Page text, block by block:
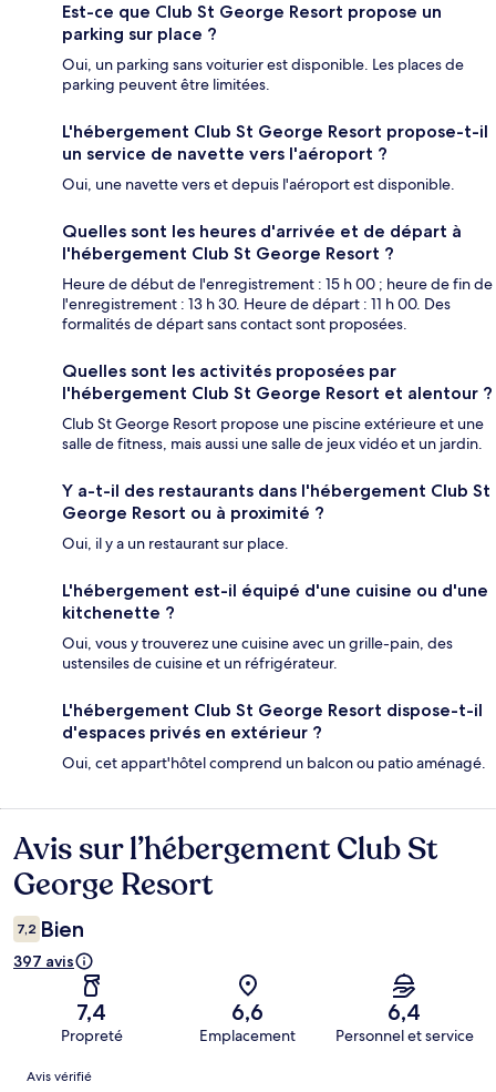
Est-ce que Club St George Resort propose un
parking sur place ?
Oui, un parking sans voiturier est disponible. Les places de
parking peuvent être limitées.
L'hébergement Club St George Resort propose-t-il
un service de navette vers l'aéroport ?
Oui, une navette vers et depuis l'aéroport est disponible.
Quelles sont les heures d'arrivée et de départ à
l'hébergement Club St George Resort ?
Heure de début de l'enregistrement : 15 h 00 ; heure de fin de
l'enregistrement : 13 h 30. Heure de départ : 11 h 00. Des
formalités de départ sans contact sont proposées.
Quelles sont les activités proposées par
l'hébergement Club St George Resort et alentour ?
Club St George Resort propose une piscine extérieure et une
salle de fitness, mais aussi une salle de jeux vidéo et un jardin.
Y a-t-il des restaurants dans l'hébergement Club St
George Resort ou à proximité ?
Oui, il y a un restaurant sur place.
L'hébergement est-il équipé d'une cuisine ou d'une
kitchenette ?
Oui, vous y trouverez une cuisine avec un grille-pain, des
ustensiles de cuisine et un réfrigérateur.
L'hébergement Club St George Resort dispose-t-il
d'espaces privés en extérieur ?
Oui, cet appart'hôtel comprend un balcon ou patio aménagé.
Avis
Avis sur l’hébergement Club St
George Resort
7,2 Bien
397 avis
7,4
Propreté
6,6
Emplacement
6,4
Personnel et service
Avis
Avis vérifié